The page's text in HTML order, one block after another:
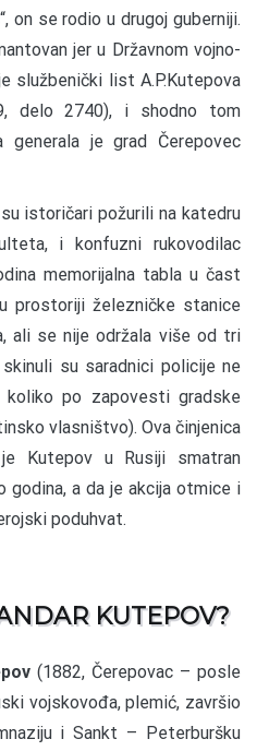
on se rodio u drugoj guberniji.
jer u Državnom vojno-
službenički list A.P.Kutepova
delo 2740), i shodno tom
generala je grad Čerepovec
istoričari požurili na katedru
i konfuzni rukovodilac
memorijalna tabla u čast
prostoriji železničke stanice
ali se nije održala više od tri
su saradnici policije ne
po zapovesti gradske
vlasništvo). Ova činjenica
Kutepov u Rusiji smatran
godina, a da je akcija otmice i
poduhvat.
KUTEPOV?
(1882, Čerepovac – posle
vojskovođa, plemić, završio
i Sankt – Peterburšku